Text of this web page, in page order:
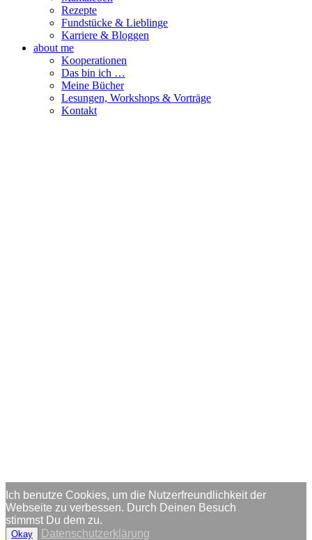
Rezepte
Fundstücke & Lieblinge
Karriere & Bloggen
about me
Kooperationen
Das bin ich …
Meine Bücher
Lesungen, Workshops & Vorträge
Kontakt
Ich benutze Cookies, um die Nutzerfreundlichkeit der
Webseite zu verbessen. Durch Deinen Besuch
stimmst Du dem zu.
Okay Datenschutzerklärung